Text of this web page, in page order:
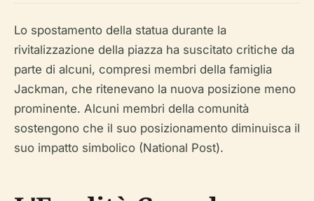
Lo spostamento della statua durante la
rivitalizzazione della piazza ha suscitato critiche da
parte di alcuni, compresi membri della famiglia
Jackman, che ritenevano la nuova posizione meno
prominente. Alcuni membri della comunità
sostengono che il suo posizionamento diminuisca il
suo impatto simbolico (National Post).